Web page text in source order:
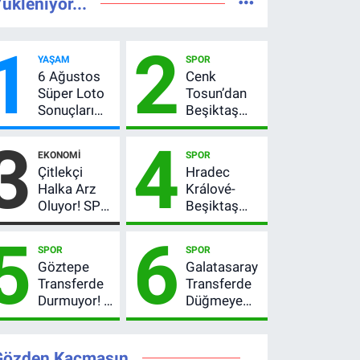
YAŞAM
6 Ağustos
Süper Loto
Sonuçları
Açıklandı!
TL’lik Çekiliş
2 SPOR
Cenk
Tosun’dan
Beşiktaş
açıklaması:
asıl mesajı
satır
arasında
verdi
EKONOMI
Çitlekçi
Halka Arz
Oluyor! SPK
Onayladı:
Sayısı ve
Talep
Toplama
Tarihi
4 SPOR
Hradec
Králové-
Beşiktaş
maçı hangi
Şifresiz
canlı yayın
izleme
rehberi
SPOR
Göztepe
Transferde
Durmuyor! 6
İmza
Hedefler
6 SPOR
Galatasaray
Transferde
Düğmeye
Bastı! Leao,